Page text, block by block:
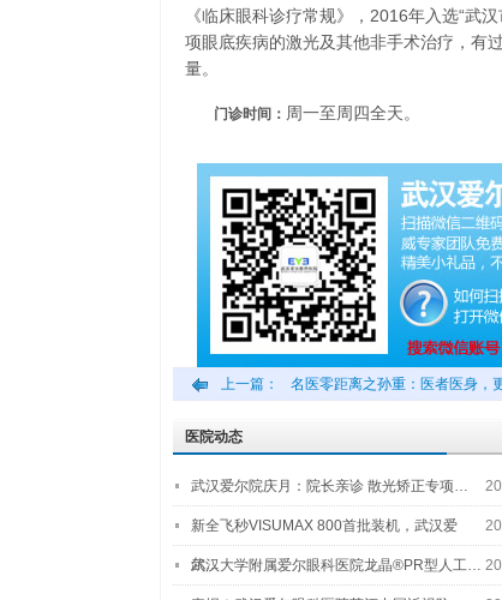
《临床眼科诊疗常规》，2016年入选“武
项眼底疾病的激光及其他非手术治疗，有
量。
门诊时间： 周一至周四全天。
上一篇： 名医零距离之孙重：医者医身，
医院动态
武汉爱尔院庆月：院长亲诊 散光矫正专项…
新全飞秒VISUMAX 800首批装机，武汉爱
尔…
武汉大学附属爱尔眼科医院龙晶®PR型人工…